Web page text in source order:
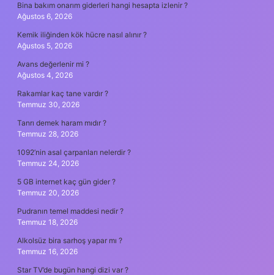
Bina bakım onarım giderleri hangi hesapta izlenir ?
Ağustos 6, 2026
Kemik iliğinden kök hücre nasıl alınır ?
Ağustos 5, 2026
Avans değerlenir mi ?
Ağustos 4, 2026
Rakamlar kaç tane vardır ?
Temmuz 30, 2026
Tanrı demek haram mıdır ?
Temmuz 28, 2026
1092’nin asal çarpanları nelerdir ?
Temmuz 24, 2026
5 GB internet kaç gün gider ?
Temmuz 20, 2026
Pudranın temel maddesi nedir ?
Temmuz 18, 2026
Alkolsüz bira sarhoş yapar mı ?
Temmuz 16, 2026
Star TV’de bugün hangi dizi var ?